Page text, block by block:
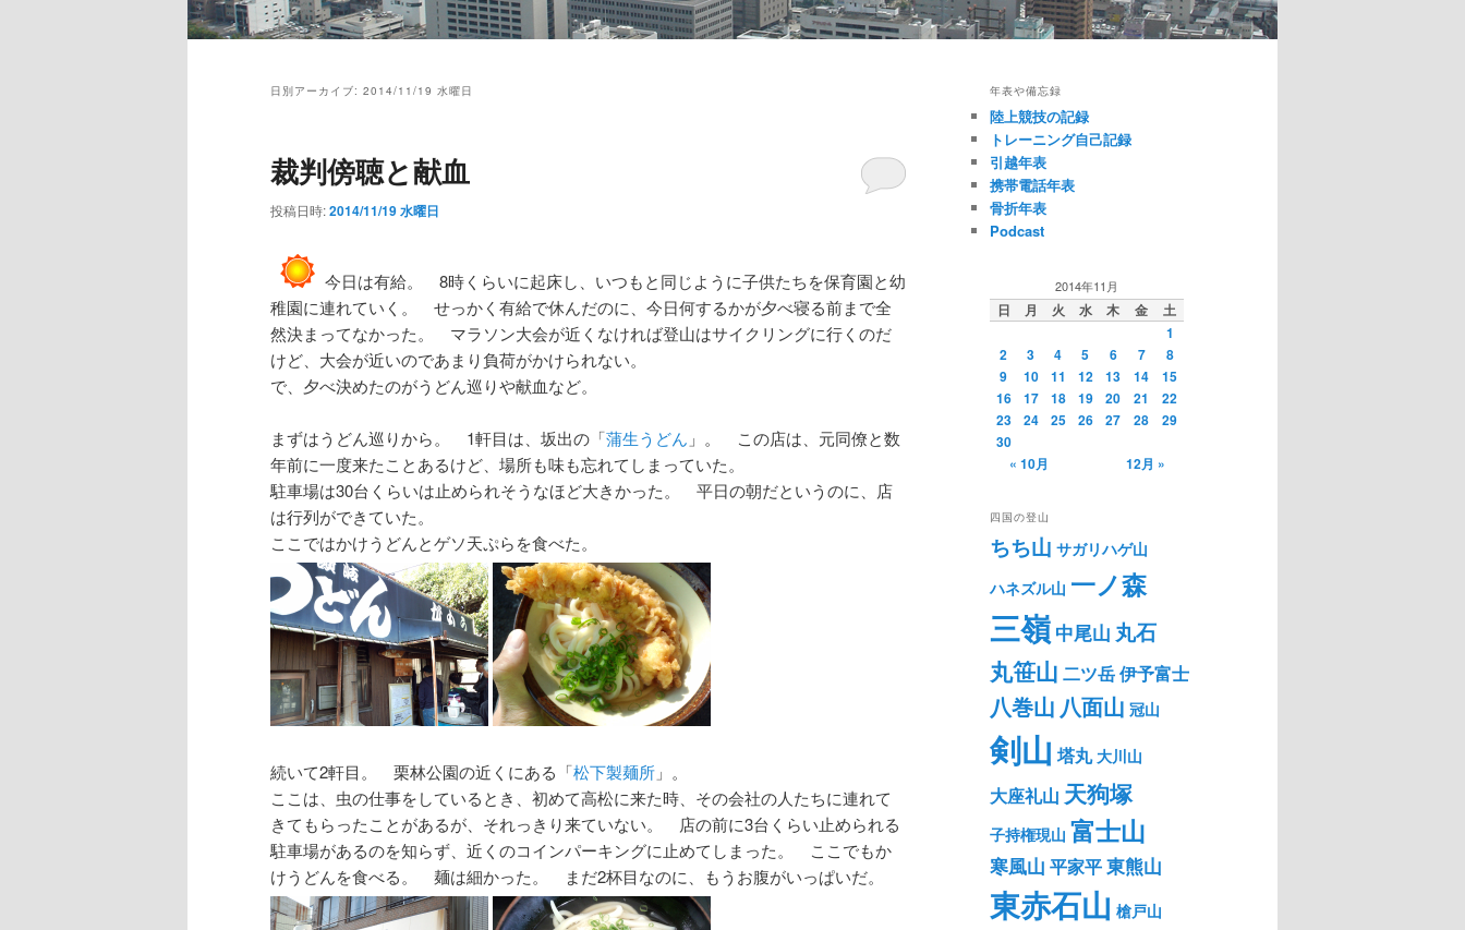
日別アーカイブ: 2014/11/19 水曜日
裁判傍聴と献血
投稿日時:2014/11/19 水曜日
今日は有給。 8時くらいに起床し、いつもと同じように子供たちを保育園と幼
稚園に連れていく。 せっかく有給で休んだのに、今日何するかが夕べ寝る前まで全
然決まってなかった。 マラソン大会が近くなければ登山はサイクリングに行くのだ
けど、大会が近いのであまり負荷がかけられない。
で、夕べ決めたのがうどん巡りや献血など。
まずはうどん巡りから。 1軒目は、坂出の「蒲生うどん 」。 この店は、元同僚と数
年前に一度来たことあるけど、場所も味も忘れてしまっていた。
駐車場は30台くらいは止められそうなほど大きかった。 平日の朝だというのに、店
は行列ができていた。
ここではかけうどんとゲソ天ぷらを食べた。
続いて2軒目。 栗林公園の近くにある「松下製麺所 」。
ここは、虫の仕事をしているとき、初めて高松に来た時、その会社の人たちに連れて
きてもらったことがあるが、それっきり来ていない。 店の前に3台くらい止められる
駐車場があるのを知らず、近くのコインパーキングに止めてしまった。 ここでもか
けうどんを食べる。 麺は細かった。 まだ2杯目なのに、もうお腹がいっぱいだ。
年表や備忘録
陸上競技の記録
トレーニング自己記録
引越年表
携帯電話年表
骨折年表
Podcast
2014年11月
日 月 火 水 木 金
土
1
2
3 4 5 6 7
8
9
10 11 12 13 14
15
16
17 18 19 20 21
22
23
24 25 26 27 28
29
30
« 10月
12月 »
四国の登山
ちち山 サガリハゲ山
ハネズル山 一ノ森
三嶺 中尾山 丸石
丸笹山 二ツ岳伊予富士
八巻山 八面山 冠山
剣山 塔丸 大川山
大座礼山 天狗塚
子持権現山 富士山
寒風山 平家平東熊山
東赤石山 槍戸山